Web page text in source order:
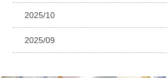
2025/10
2025/09